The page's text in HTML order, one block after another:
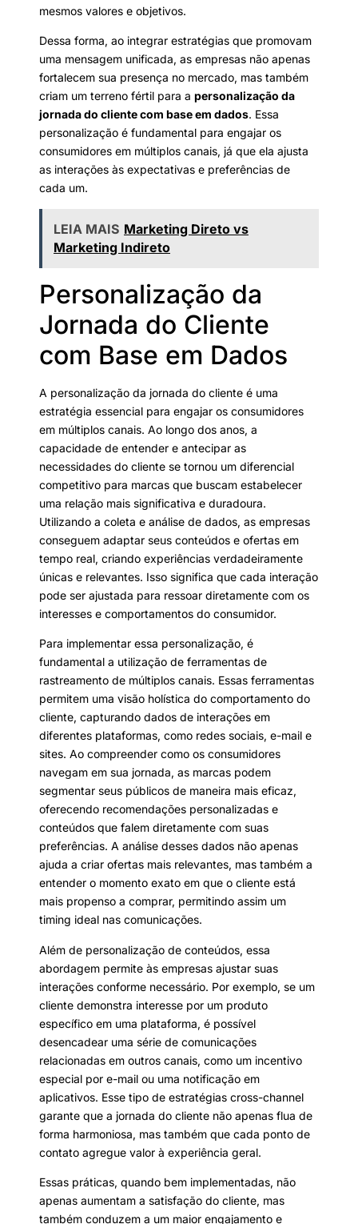
mesmos valores e objetivos.
Dessa forma, ao integrar estratégias que promovam
uma mensagem unificada, as empresas não apenas
fortalecem sua presença no mercado, mas também
criam um terreno fértil para a personalização da
jornada do cliente com base em dados. Essa
personalização é fundamental para engajar os
consumidores em múltiplos canais, já que ela ajusta
as interações às expectativas e preferências de
cada um.
LEIA MAIS Marketing Direto vs
Marketing Indireto
Personalização da
Jornada do Cliente
com Base em Dados
A personalização da jornada do cliente é uma
estratégia essencial para engajar os consumidores
em múltiplos canais. Ao longo dos anos, a
capacidade de entender e antecipar as
necessidades do cliente se tornou um diferencial
competitivo para marcas que buscam estabelecer
uma relação mais significativa e duradoura.
Utilizando a coleta e análise de dados, as empresas
conseguem adaptar seus conteúdos e ofertas em
tempo real, criando experiências verdadeiramente
únicas e relevantes. Isso significa que cada interação
pode ser ajustada para ressoar diretamente com os
interesses e comportamentos do consumidor.
Para implementar essa personalização, é
fundamental a utilização de ferramentas de
rastreamento de múltiplos canais. Essas ferramentas
permitem uma visão holística do comportamento do
cliente, capturando dados de interações em
diferentes plataformas, como redes sociais, e-mail e
sites. Ao compreender como os consumidores
navegam em sua jornada, as marcas podem
segmentar seus públicos de maneira mais eficaz,
oferecendo recomendações personalizadas e
conteúdos que falem diretamente com suas
preferências. A análise desses dados não apenas
ajuda a criar ofertas mais relevantes, mas também a
entender o momento exato em que o cliente está
mais propenso a comprar, permitindo assim um
timing ideal nas comunicações.
Além de personalização de conteúdos, essa
abordagem permite às empresas ajustar suas
interações conforme necessário. Por exemplo, se um
cliente demonstra interesse por um produto
específico em uma plataforma, é possível
desencadear uma série de comunicações
relacionadas em outros canais, como um incentivo
especial por e-mail ou uma notificação em
aplicativos. Esse tipo de estratégias cross-channel
garante que a jornada do cliente não apenas flua de
forma harmoniosa, mas também que cada ponto de
contato agregue valor à experiência geral.
Essas práticas, quando bem implementadas, não
apenas aumentam a satisfação do cliente, mas
também conduzem a um maior engajamento e